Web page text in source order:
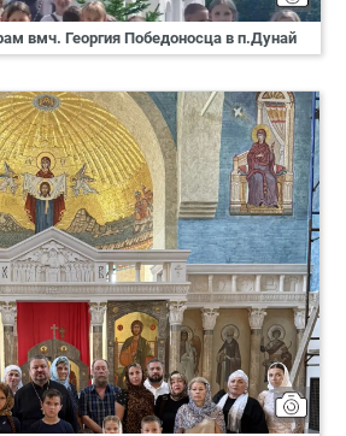
вмч. Георгия Победоносца в п.Дунай